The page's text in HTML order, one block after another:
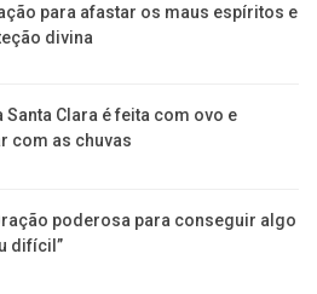
para afastar os maus espíritos e
divina
Santa Clara é feita com ovo e
com as chuvas
poderosa para conseguir algo
difícil”